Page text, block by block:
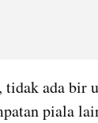
ada bir
piala